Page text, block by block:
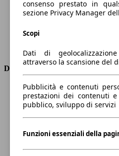
Cilindrata
1598
Carburante
Diesel
Trasmissione
Dimensioni
Lunghezza
Altezza
Larghezza
Peso massimo
-
consenso prestato in
sezione Privacy Manager
Scopi
Dati di
attraverso la scansione del
Pubblicità e contenuti
prestazioni dei contenuti
pubblico, sviluppo di servizi
Funzioni essenziali della